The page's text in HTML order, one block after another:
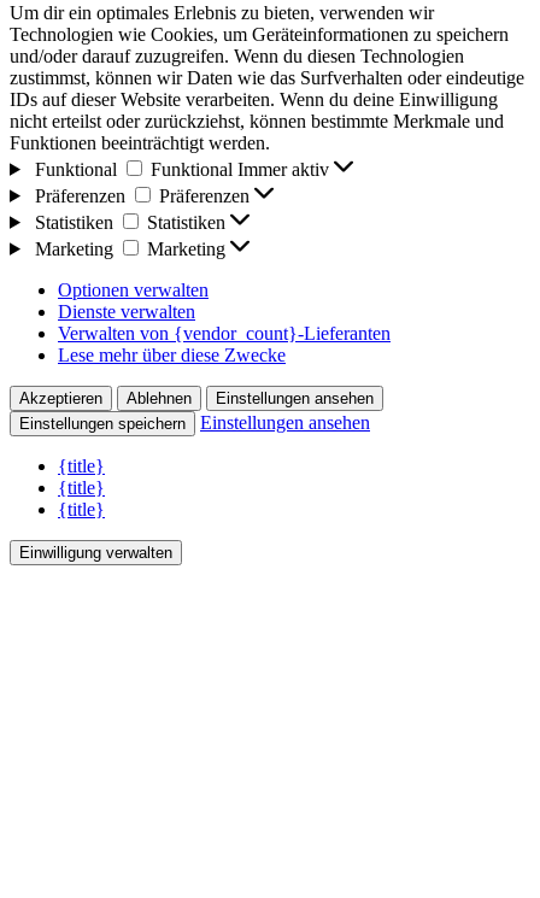
Um dir ein optimales Erlebnis zu bieten, verwenden wir
Technologien wie Cookies, um Geräteinformationen zu speichern
und/oder darauf zuzugreifen. Wenn du diesen Technologien
zustimmst, können wir Daten wie das Surfverhalten oder eindeutige
IDs auf dieser Website verarbeiten. Wenn du deine Einwilligung
nicht erteilst oder zurückziehst, können bestimmte Merkmale und
Funktionen beeinträchtigt werden.
Funktional
Funktional Immer aktiv
Präferenzen
Präferenzen
Statistiken
Statistiken
Marketing
Marketing
Optionen verwalten
Dienste verwalten
Verwalten von {vendor_count}-Lieferanten
Lese mehr über diese Zwecke
Akzeptieren Ablehnen
Einstellungen ansehen
Einstellungen speichern
Einstellungen ansehen
{title}
{title}
{title}
Einwilligung verwalten